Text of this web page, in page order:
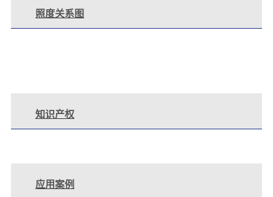
照度关系图
知识产权
应用案例